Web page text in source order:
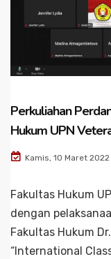
Perkuliahan
Hukum UPN
Kamis, 10 Maret 2022
Fakultas Hukum
dengan
Fakultas Hukum
“International